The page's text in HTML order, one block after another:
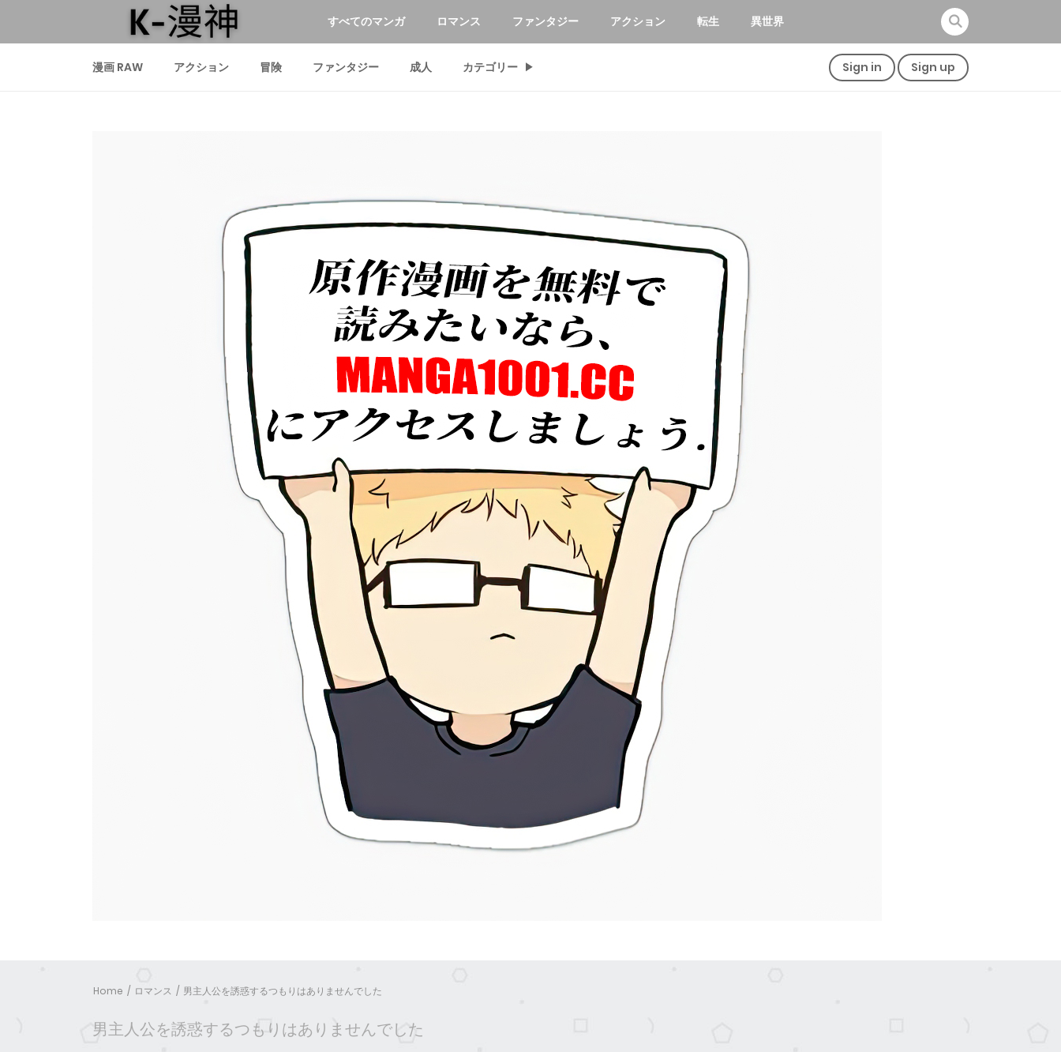
すべてのマンガ ロマンス ファンタジー アクション 転生 異世界
漫画 RAW アクション 冒険 ファンタジー 成人 カテゴリー Sign in Sign up
Home ロマンス 男主人公を誘惑するつもりはありませんでした
男主人公を誘惑するつもりはありませんでした